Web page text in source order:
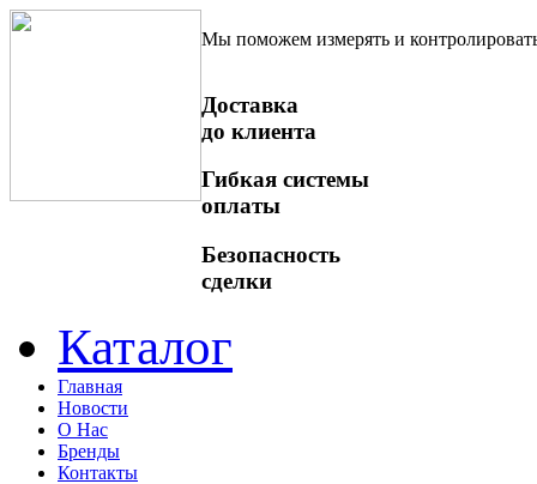
Мы поможем измерять и
Доставка
до клиента
Гибкая системы
оплаты
Безопасность
сделки
Каталог
Главная
Новости
О Нас
Бренды
Контакты